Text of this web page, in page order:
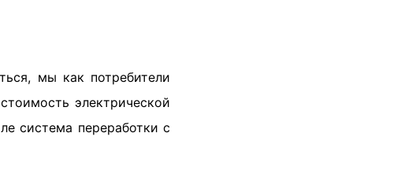
мы как потребители
электрической
система переработки с